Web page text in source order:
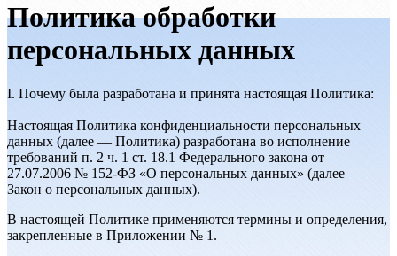
Политика обработки
персональных данных
I. Почему была разработана и принята настоящая Политика:
Настоящая Политика конфиденциальности персональных
данных (далее — Политика) разработана во исполнение
требований п. 2 ч. 1 ст. 18.1 Федерального закона от
27.07.2006 № 152-ФЗ «О персональных данных» (далее —
Закон о персональных данных).
В настоящей Политике применяются термины и определения,
закрепленные в Приложении № 1.